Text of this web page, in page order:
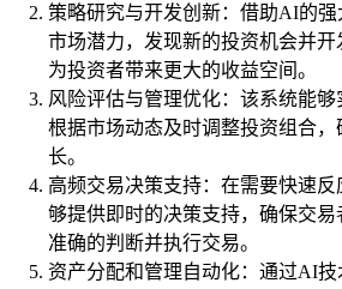
策略研究与开发创新：借助AI的
市场潜力，发现新的投资机会并开
为投资者带来更大的收益空间。
风险评估与管理优化：该系统能
根据市场动态及时调整投资组合
长。
高频交易决策支持：在需要快速
够提供即时的决策支持，确保交
准确的判断并执行交易。
资产分配和管理自动化：通过AI